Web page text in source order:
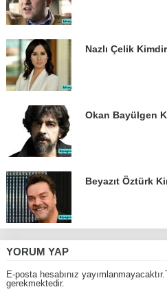
Nazlı Çelik
Okan Bayülgen
Beyazıt Öztürk
YORUM YAP
E-posta hesabınız
gerekmektedir.